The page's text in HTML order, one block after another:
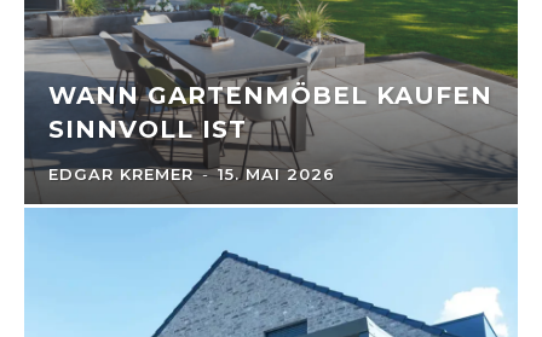
WANN GARTENMÖBEL KAUFEN
SINNVOLL IST
EDGAR KREMER - 15. MAI 2026